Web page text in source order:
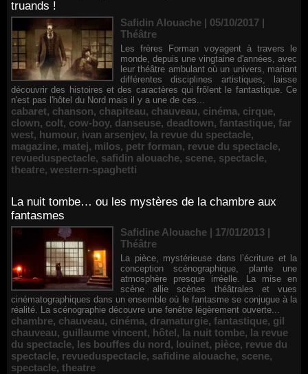
truands !
Safidin Alouache | 05/10/2017 |
Théâtre
Les frères Forman voyagent à travers le
monde, depuis une vingtaine d'années, avec
leur théâtre ambulant où un univers, mariant
différentes disciplines artistiques, laisse
découvrir des histoires et des caractères qui frôlent le fantastique. Ce
n'est pas l'hôtel du Nord mais il y a une de ces...
cabaret, chanson, chapiteau, chauveau, cinéma, cirque,
clown, colt, cow-boy, danseuse, deadtown, fantastique, far
west, humour, ivan arsenjev, la revue du spectacle,
magazine, matej, milos, petr forman, revue du spectacle,
revueduspectacle, safidin alouache, scene, spectacle,
theatre, western-spaghetti
La nuit tombe… ou les mystères de la chambre aux
fantasmes
Safidine Alouache | 17/01/2013 |
Théâtre
La pièce, mystérieuse dans l’écriture et la
conception scénographique, plante une
atmosphère presque irréelle. La mise en
scène allie scènes théâtrales et vues
cinématographiques dans un ensemble où le fantasme se conjugue à la
réalité. La scénographie découvre une fenêtre légèrement ouverte...
chambre, chauveau, cinéma, dramaturgie, fantastique, gil
chauveau, guillaume vincent, hôtel, la nuit tombe, la revue
du spectacle, les bouffes du nord, louinet, pièce, revue du
spectacle, revueduspectacle, safidine alouache, scene,
spectacle, theatre